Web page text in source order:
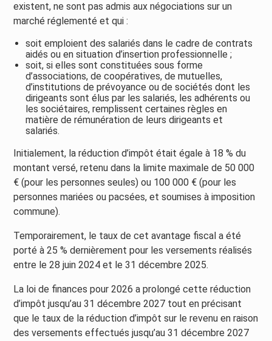
existent, ne sont pas admis aux négociations sur un
marché réglementé et qui :
soit emploient des salariés dans le cadre de contrats
aidés ou en situation d’insertion professionnelle ;
soit, si elles sont constituées sous forme
d’associations, de coopératives, de mutuelles,
d’institutions de prévoyance ou de sociétés dont les
dirigeants sont élus par les salariés, les adhérents ou
les sociétaires, remplissent certaines règles en
matière de rémunération de leurs dirigeants et
salariés.
Initialement, la réduction d’impôt était égale à 18 % du
montant versé, retenu dans la limite maximale de 50 000
€ (pour les personnes seules) ou 100 000 € (pour les
personnes mariées ou pacsées, et soumises à imposition
commune).
Temporairement, le taux de cet avantage fiscal a été
porté à 25 % dernièrement pour les versements réalisés
entre le 28 juin 2024 et le 31 décembre 2025.
La loi de finances pour 2026 a prolongé cette réduction
d’impôt jusqu’au 31 décembre 2027 tout en précisant
que le taux de la réduction d’impôt sur le revenu en raison
des versements effectués jusqu’au 31 décembre 2027